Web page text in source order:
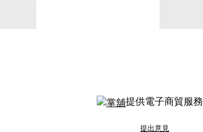
提供電子商貿服務
提出意見